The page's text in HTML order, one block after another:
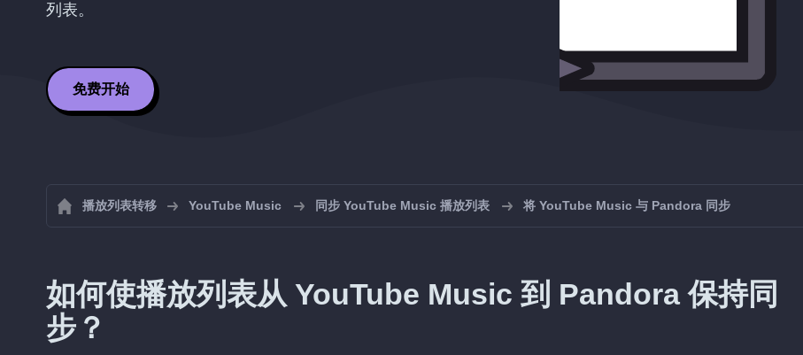
列表。
免费开始
播放列表转移 YouTube Music 同步 YouTube Music 播放列表 将 YouTube Music 与 Pandora 同步
如何使播放列表从 YouTube Music 到 Pandora 保持同
步？